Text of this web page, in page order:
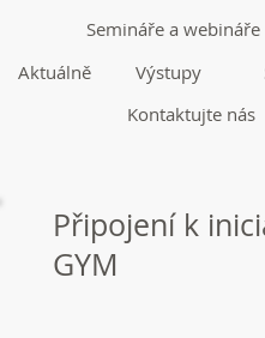
Připojení k
GYM
Semináře a webináře
Aktuálně
Výstupy
Kontaktujte nás